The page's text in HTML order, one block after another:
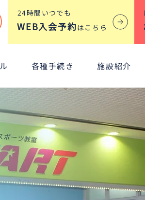
各種手続き 施設紹介
​24時間いつでも
WEB入会予約はこちら